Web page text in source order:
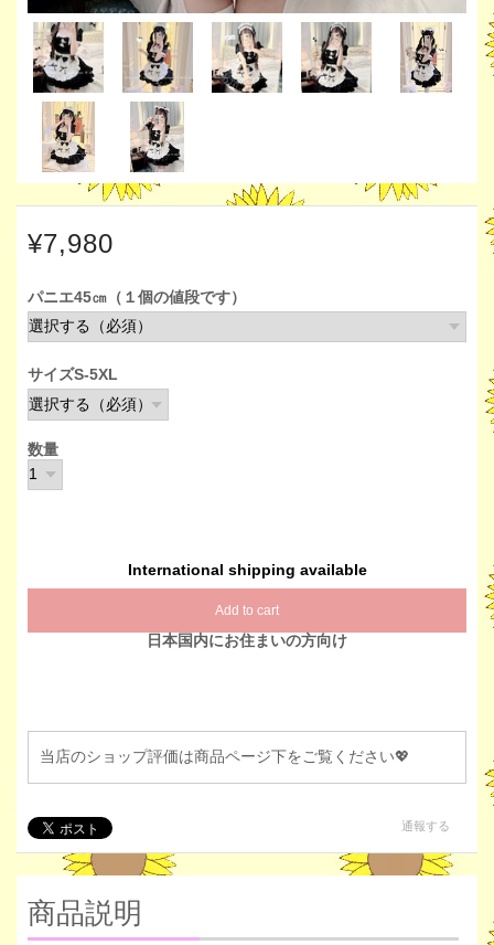
¥7,980
パニエ45㎝（１個の値段です）
サイズS-5XL
数量
International shipping available
Add to cart
日本国内にお住まいの方向け
当店のショップ評価は商品ページ下をご覧ください💖
通報する
商品説明